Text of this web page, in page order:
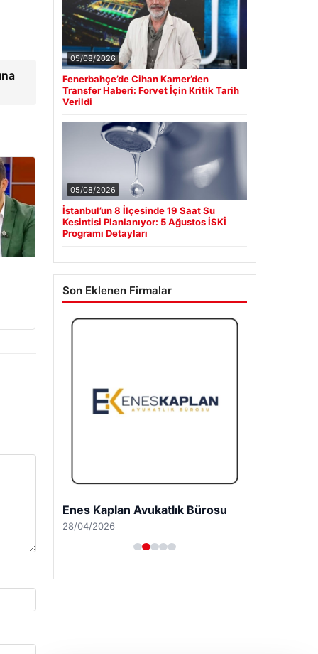
05/08/2026
Fenerbahçe’de Cihan Kamer’den
Transfer Haberi: Forvet İçin Kritik Tarih
Verildi
05/08/2026
İstanbul’un 8 İlçesinde 19 Saat Su
Kesintisi Planlanıyor: 5 Ağustos İSKİ
Programı Detayları
Son Eklenen Firmalar
Enes Kaplan Avukatlık Bürosu
28/04/2026